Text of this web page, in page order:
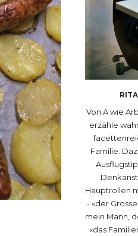
Von A wie
erzähle
Familie.
Hauptrollen
- «der
mein Mann,
«das